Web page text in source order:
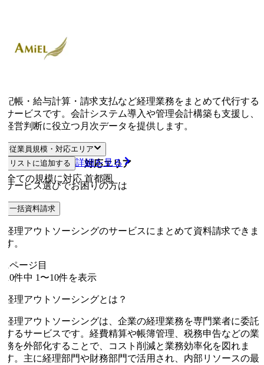
帳・給与計算・請求支払など経理業務をまとめて代行する
ービスです。会計システム導入や管理会計構築も支援し、
営判断に役立つ月次データを提供します。
従業員規模・対応エリア
従業員規模
対応エリア
ての規模に対応 首都圏
リストに追加する 詳細を見る
ービス選びでお困りの方は
一括資料請求
理アウトソーシングのサービスにまとめて資料請求できま
。
ページ目
件中1 〜10件を表示
理アウトソーシングとは？
理アウトソーシングは、企業の経理業務を専門業者に委託
るサービスです。経費精算や帳簿管理、税務申告などの業
を外部化することで、コスト削減と業務効率化を図れま
。主に経理部門や財務部門で活用され、内部リソースの最